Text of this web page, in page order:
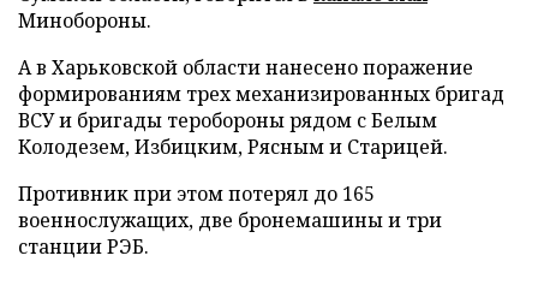
Минобороны.
А в Харьковской области нанесено поражение
формированиям трех механизированных бригад
ВСУ и бригады теробороны рядом с Белым
Колодезем, Избицким, Рясным и Старицей.
Противник при этом потерял до 165
военнослужащих, две бронемашины и три
станции РЭБ.